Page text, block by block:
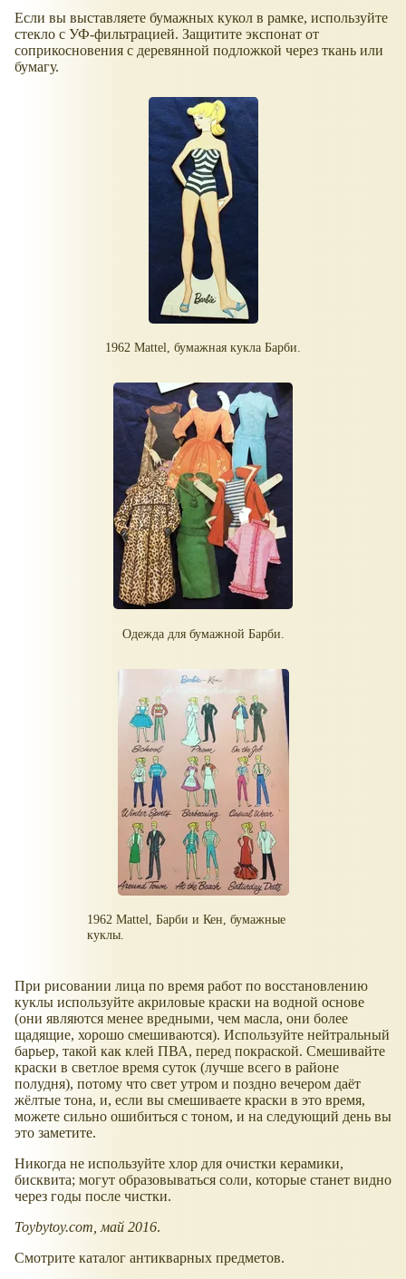
Если вы выставляете бумажных кукол в рамке, используйте
стекло с УФ-фильтрацией. Защитите экспонат от
соприкосновения с деревянной подложкой через ткань или
бумагу.
1962 Mattel, бумажная кукла Барби.
Одежда для бумажной Барби.
1962 Mattel, Барби и Кен, бумажные
куклы.
При рисовании лица по время работ по восстановлению
куклы используйте акриловые краски на водной основе
(они являются менее вредными, чем масла, они более
щадящие, хорошо смешиваются). Используйте нейтральный
барьер, такой как клей ПВА, перед покраской. Смешивайте
краски в светлое время суток (лучше всего в районе
полудня), потому что свет утром и поздно вечером даёт
жёлтые тона, и, если вы смешиваете краски в это время,
можете сильно ошибиться с тоном, и на следующий день вы
это заметите.
Никогда не используйте хлор для очистки керамики,
бисквита; могут образовываться соли, которые станет видно
через годы после чистки.
Toybytoy.com, май 2016.
Смотрите каталог антикварных предметов.